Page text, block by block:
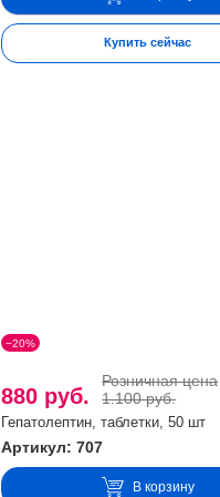
Купить сейчас
−20%
880 руб.
Розничная цена
1.100 руб.
Гепатолептин, таблетки, 50 шт
Артикул: 707
В корзину